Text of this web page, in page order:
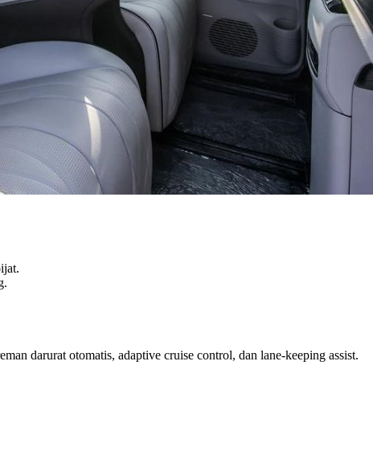
darurat otomatis, adaptive cruise control, dan lane-keeping assist.